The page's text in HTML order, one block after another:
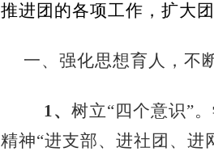
推进团的各项工作，扩大
一、 强化思想育人，不
1、树立“四个意识”
精神“进支部、进社团、进